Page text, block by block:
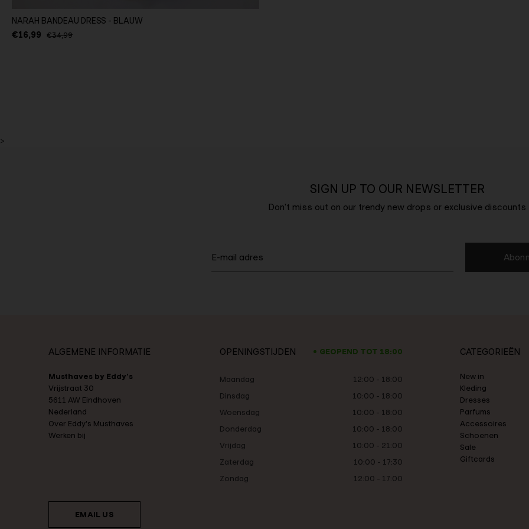
NARAH BANDEAU DRESS - BLAUW
€16,99 €34,99
>
SIGN UP TO OUR NEWSLETTER
Don't miss out on our trendy new drops or exclusive discounts
ALGEMENE INFORMATIE
Musthaves by Eddy's
Vrijstraat 30
5611 AW Eindhoven
Nederland
Over Eddy's Musthaves
Werken bij
OPENINGSTIJDEN GEOPEND TOT 18:00
Maandag
12:00 - 18:00
Dinsdag
10:00 - 18:00
Woensdag
10:00 - 18:00
Donderdag
10:00 - 18:00
Vrijdag
10:00 - 21:00
Zaterdag
10:00 - 17:30
Zondag
12:00 - 17:00
CATEGORIEËN
New in
Kleding
Dresses
Parfums
Accessoires
Schoenen
Sale
Giftcards
EMAIL US